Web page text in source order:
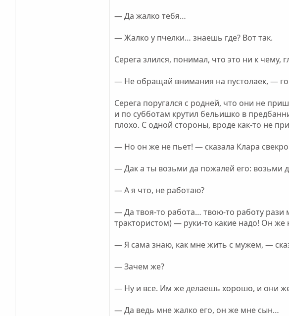
— Да жалко тебя…
— Жалко у пчелки… знаешь где? Вот так.
Серега злился, понимал, что это ни к чему,
— Не обращай внимания на пустолаек, —
Серега поругался с родней, что они не
и по субботам крутил бельишко в
плохо. С одной стороны, вроде как-то не
— Но он же не пьет! — сказала Клара
— Дак а ты возьми да пожалей его: возьми
— А я что, не работаю?
— Да твоя-то работа… твою-то работу рази
трактористом) — руки-то какие надо! Он
— Я сама знаю, как мне жить с мужем, —
— Зачем же?
— Ну и все. Им же делаешь хорошо, и они
— Да ведь мне жалко его, он же мне сын…